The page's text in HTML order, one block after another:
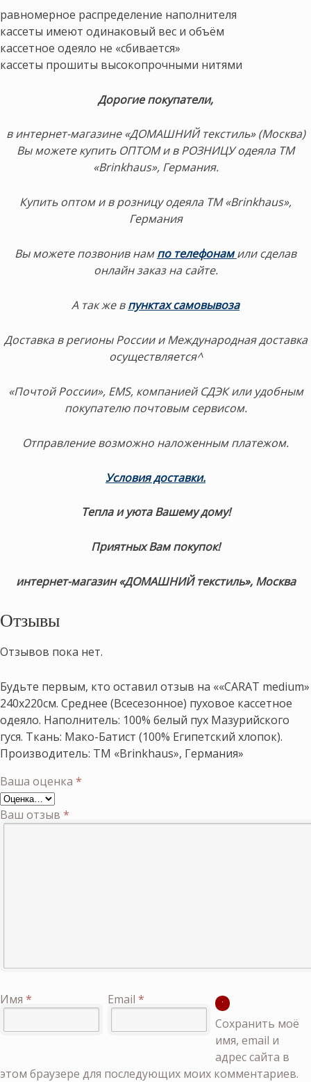
равномерное распределение наполнителя
кассеты имеют одинаковый вес и объём
кассетное одеяло не «сбивается»
кассеты прошиты высокопрочными нитями
Дорогие покупатели,
в интернет-магазине «ДОМАШНИЙ текстиль» (Москва)
Вы можете купить ОПТОМ и в РОЗНИЦУ одеяла ТМ
«Brinkhaus», Германия.
Купить оптом и в розницу одеяла ТМ «Brinkhaus»,
Германия
Вы можете позвонив нампо телефонам или сделав
онлайн заказ на сайте.
А так же в пунктах самовывоза
Доставка в регионы России и Международная доставка
осуществляется^
«Почтой России», EMS, компанией СДЭК или удобным
покупателю почтовым сервисом.
Отправление возможно наложенным платежом.
Условия доставки.
Тепла и уюта Вашему дому!
Приятных Вам покупок!
интернет-магазин «ДОМАШНИЙ текстиль», Москва
Отзывы
Отзывов пока нет.
Будьте первым, кто оставил отзыв на ««CARAT medium»
240х220см. Среднее (Всесезонное) пуховое кассетное
одеяло. Наполнитель: 100% белый пух Мазурийского
гуся. Ткань: Мако-Батист (100% Египетский хлопок).
Производитель: ТМ «Brinkhaus», Германия»
Ваша оценка *
Ваш отзыв *
Имя * Email *
Сохранить моё
имя, email и
адрес сайта в
этом браузере для последующих моих комментариев.